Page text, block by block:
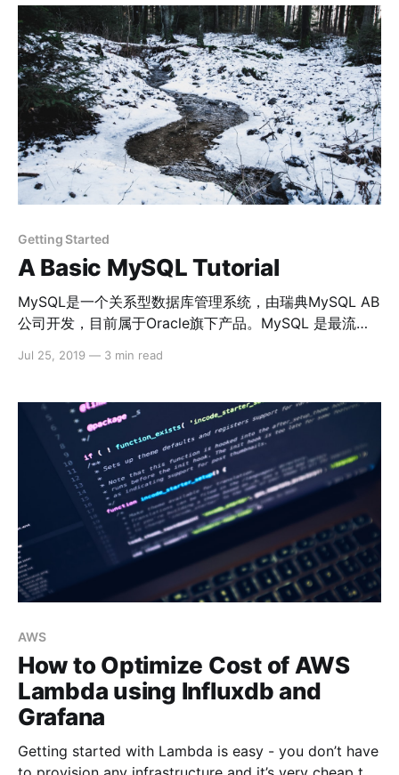
Getting Started
A Basic MySQL Tutorial
MySQL是一个关系型数据库管理系统，由瑞典MySQL AB
公司开发，目前属于Oracle旗下产品。MySQL 是最流行
MySQL是最好的RDBMS(Relational Database
件。
Jul 25, 2019 — 3 min read
AWS
How to Optimize Cost of AWS
Lambda using Influxdb and
Grafana
Getting started with Lambda is easy - you don’t have